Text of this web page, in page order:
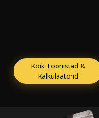
Kõik Tööriistad &
Kalkulaatorid